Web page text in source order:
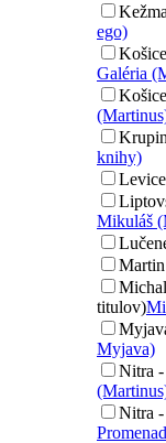
ego)
Galéria
knihy)
Mikuláš
titulov)
Myjava)
Nitra
Nitra -